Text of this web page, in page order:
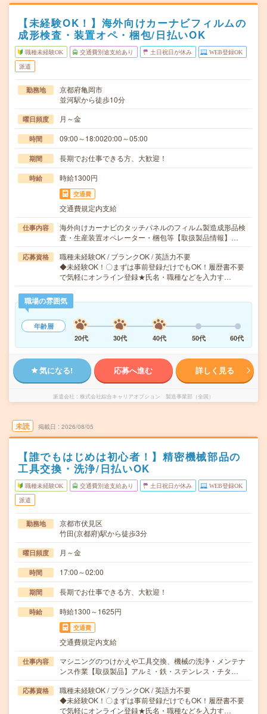
【未経験OK！】海外向けカーナビフィルムの
成形検査・装置オペ・梱包/日払いOK
職種未経験OK 交通費別途支給あり 土日祝日が休み WEB登録OK
派遣
勤務地
京都府亀岡市
並河駅から徒歩10分
曜日頻度 月～金
時間 09:00～18:0020:00～05:00
期間 長期でお仕事できる方、大歓迎！
時給 時給1300円
交通費
交通費規定内支給
仕事内容
海外向けカーナビのタッチパネルのフィルム製造成形品検
査・生産装置オペレーター・梱包等【取扱製品情報】…
応募資格
職種未経験OK / ブランクOK / 英語力不要
◆未経験OK！〇まずは事前登録だけでもOK！履歴書不要
で気軽にオンライン登録★氏名・職種などを入力す…
職場の雰囲気
年齢層
20代
30代 40代 50代 60代
気になる! 応募へ進む 詳しく見る
派遣会社 株式会社綜合キャリアオプション 製造事業部（全国）
未読 掲載日 2026/08/05
【誰でもはじめは初心者！】精密機械部品の
工具交換・洗浄/日払いOK
職種未経験OK 交通費別途支給あり 土日祝日が休み WEB登録OK
派遣
勤務地
京都市伏見区
竹田(京都府)駅から徒歩3分
曜日頻度 月～金
時間 17:00～02:00
期間 長期でお仕事できる方、大歓迎！
時給 時給1300～1625円
交通費
交通費規定内支給
仕事内容
マシニングのつけかえや工具交換、機械の洗浄・メンテナ
ンス作業【取扱製品】アルミ・鉄・ステンレス・チタ…
応募資格
職種未経験OK / ブランクOK / 英語力不要
◆未経験OK！〇まずは事前登録だけでもOK！履歴書不要
で気軽にオンライン登録★氏名・職種などを入力す…